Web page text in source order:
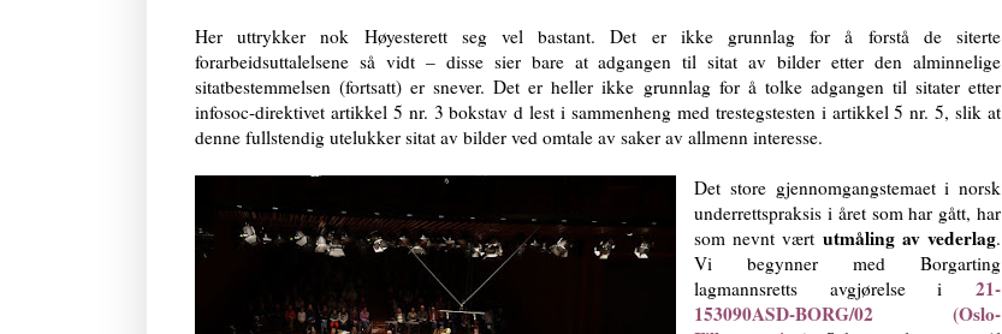
Her uttrykker nok Høyesterett seg vel bastant. Det er ikke grunnlag for å forstå de siterte
forarbeidsuttalelsene så vidt – disse sier bare at adgangen til sitat av bilder etter den alminnelige
sitatbestemmelsen (fortsatt) er snever. Det er heller ikke grunnlag for å tolke adgangen til sitater etter
infosoc-direktivet artikkel 5 nr. 3 bokstav d lest i sammenheng med trestegstesten i artikkel 5 nr. 5, slik at
denne fullstendig utelukker sitat av bilder ved omtale av saker av allmenn interesse.
Det store gjennomgangstemaet i norsk
underrettspraksis i året som har gått, har
som nevnt værtutmåling av vederlag.
Vi begynner med Borgarting
lagmannsretts avgjørelse i 21-
153090ASD-BORG/02 (Oslo-